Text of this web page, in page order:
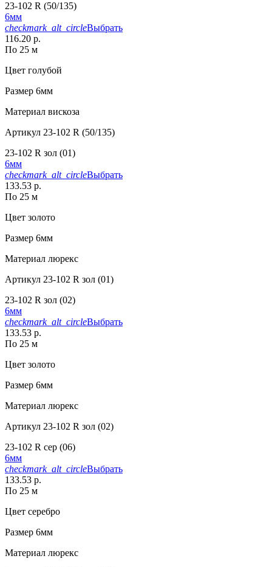
23-102 R (50/135)
6мм
checkmark_alt_circleВыбрать
116.20 р.
По 25 м
Цвет голубой
Размер 6мм
Материал вискоза
Артикул 23-102 R (50/135)
23-102 R зол (01)
6мм
checkmark_alt_circleВыбрать
133.53 р.
По 25 м
Цвет золото
Размер 6мм
Материал люрекс
Артикул 23-102 R зол (01)
23-102 R зол (02)
6мм
checkmark_alt_circleВыбрать
133.53 р.
По 25 м
Цвет золото
Размер 6мм
Материал люрекс
Артикул 23-102 R зол (02)
23-102 R сер (06)
6мм
checkmark_alt_circleВыбрать
133.53 р.
По 25 м
Цвет серебро
Размер 6мм
Материал люрекс